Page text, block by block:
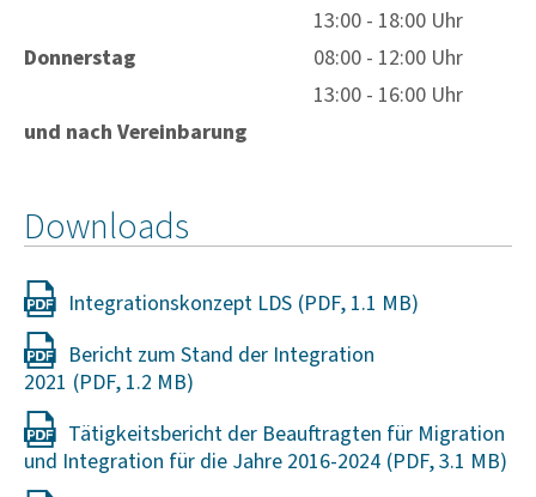
13:00 - 18:00 Uhr
Donnerstag
08:00 - 12:00 Uhr
13:00 - 16:00 Uhr
und nach Vereinbarung
Downloads
Integrationskonzept LDS
Bericht zum Stand der Integration
2021
Tätigkeitsbericht der Beauftragten für Migration
und Integration für die Jahre 2016-2024